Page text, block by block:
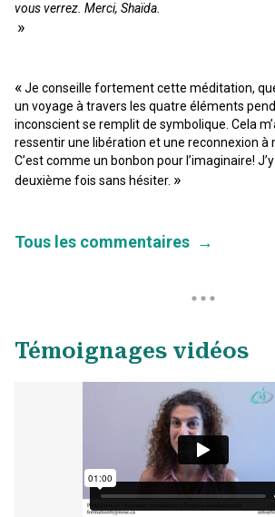
vous verrez. Merci, Shaïda.
»
«Je conseille fortement cette méditation,
un voyage à travers les quatre éléments
inconscient se remplit de symbolique. Cela
ressentir une libération et une reconnexion à
C’est comme un bonbon pour l’imaginaire!
deuxième fois sans hésiter. »
Tous les commentaires →
Témoignages vidéos